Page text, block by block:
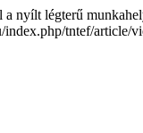
a nyílt légterű
index.php/tntef/article/